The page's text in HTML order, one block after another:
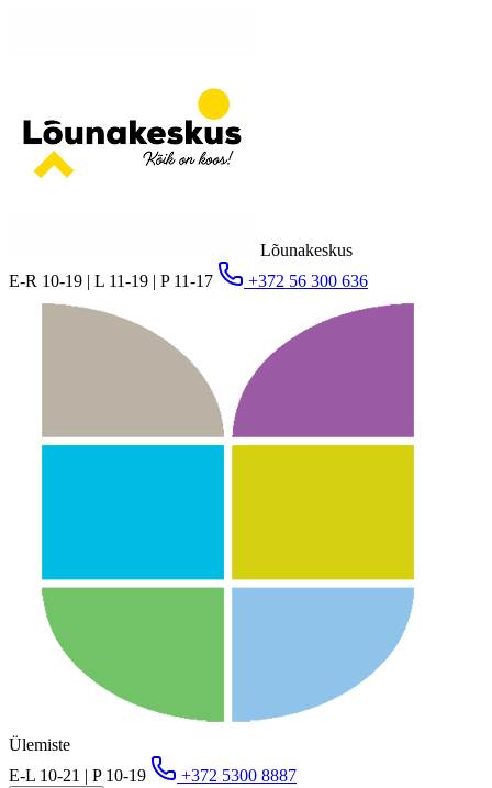
Lõunakeskus
E-R 10-19 | L 11-19 | P 11-17
+372 56 300 636
Ülemiste
E-L 10-21 | P 10-19
+372 5300 8887